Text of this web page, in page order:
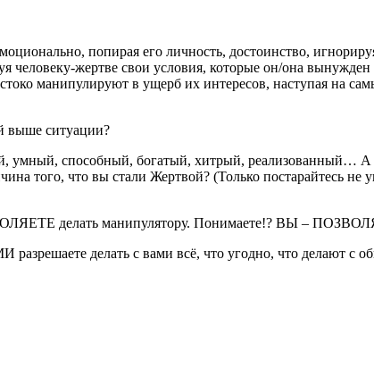
попирая его личность, достоинство,
жертве свои условия, которые он/она
манипулируют в ущерб их интересов, наступая на
выше ситуации?
умный, способный, богатый, хитрый, реализованный…
того, что вы стали Жертвой? (Только постарайтесь не
делать манипулятору. Понимаете!? ВЫ –
делать с вами всё, что угодно, что делают с